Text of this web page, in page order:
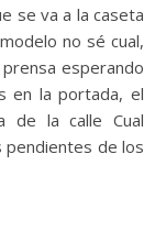
se va a la caseta
no sé cual,
esperando
en la portada, el
de la calle Cual
pendientes de los